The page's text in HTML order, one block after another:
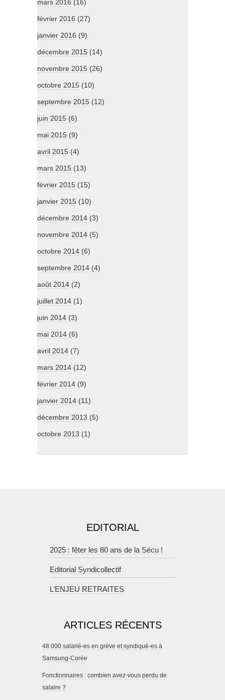
mars 2016 (16)
février 2016 (27)
janvier 2016 (9)
décembre 2015 (14)
novembre 2015 (26)
octobre 2015 (10)
septembre 2015 (12)
juin 2015 (6)
mai 2015 (9)
avril 2015 (4)
mars 2015 (13)
février 2015 (15)
janvier 2015 (10)
décembre 2014 (3)
novembre 2014 (5)
octobre 2014 (6)
septembre 2014 (4)
août 2014 (2)
juillet 2014 (1)
juin 2014 (3)
mai 2014 (6)
avril 2014 (7)
mars 2014 (12)
février 2014 (9)
janvier 2014 (11)
décembre 2013 (5)
octobre 2013 (1)
EDITORIAL
2025 : fêter les 80 ans de la Sécu !
Editorial Syndicollectif
L’ENJEU RETRAITES
ARTICLES RÉCENTS
48 000 salarié-es en grève et syndiqué-es à
Samsung-Corée
Fonctionnaires : combien avez-vous perdu de
salaire ?